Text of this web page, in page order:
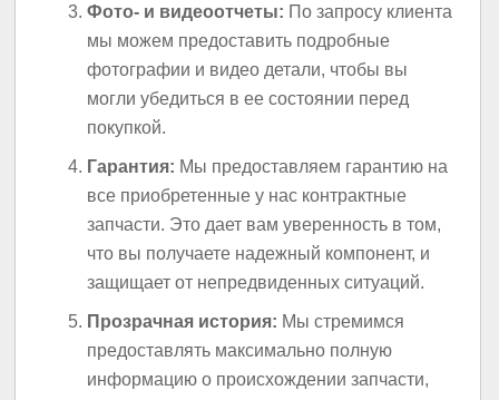
Фото- и видеоотчеты: По запросу клиента
мы можем предоставить подробные
фотографии и видео детали, чтобы вы
могли убедиться в ее состоянии перед
покупкой.
Гарантия: Мы предоставляем гарантию на
все приобретенные у нас контрактные
запчасти. Это дает вам уверенность в том,
что вы получаете надежный компонент, и
защищает от непредвиденных ситуаций.
Прозрачная история: Мы стремимся
предоставлять максимально полную
информацию о происхождении запчасти,